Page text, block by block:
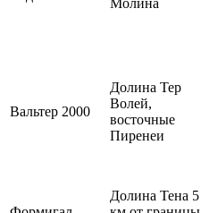
Вальтер 2000
Долина Тер
Волей,
восточные
Пиренеи
Долина Тена 5